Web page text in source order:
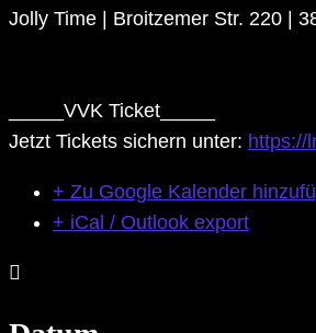
Jolly Time | Broitzemer Str. 220 |
_____VVK Ticket_____
Jetzt Tickets sichern unter: https://
+ Zu Google Kalender
+ iCal / Outlook export